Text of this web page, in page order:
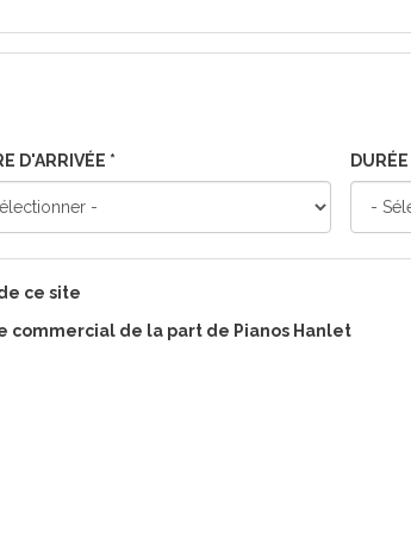
D'ARRIVÉE * DURÉE
ce site
de la part de Pianos Hanlet